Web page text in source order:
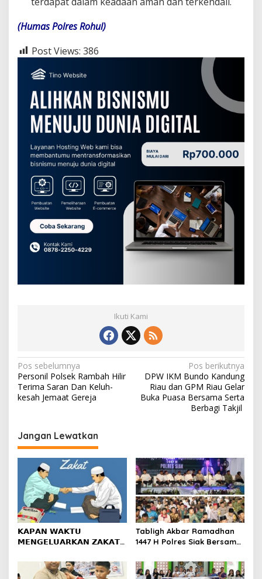
(Humas Polres Rohul)
Post Views: 386
Ikuti Kami
N
a
v
g
a
p
o
s
Pos sebelumnya
Personil Polsek Rambah Hilir
Terima Saran Dan Keluh-
kesah Jemaat Gereja
Pos berikutnya
DPW IKM Bundo Kandung
Riau dan GPM Riau Gelar
Buka Puasa Bersama Serta
Berbagi Takjil
Jangan Lewatkan
𝗞𝗔𝗣𝗔𝗡 𝗪𝗔𝗞𝗧𝗨
𝗠𝗘𝗡𝗚𝗘𝗟𝗨𝗔𝗥𝗞𝗔𝗡 𝗭𝗔𝗞𝗔𝗧
Tabligh Akbar Ramadhan
1447 H Polres Siak Bersama
Masyarakat Tumpah Ruah